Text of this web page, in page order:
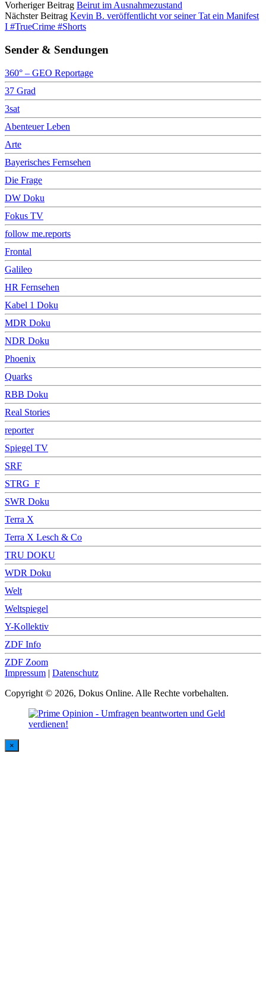
Vorheriger Beitrag Beirut im Ausnahmezustand
Nächster Beitrag Kevin B. veröffentlicht vor seiner Tat ein Manifest
I #TrueCrime #Shorts
Sender & Sendungen
360° – GEO Reportage
37 Grad
3sat
Abenteuer Leben
Arte
Bayerisches Fernsehen
Die Frage
DW Doku
Fokus TV
follow me.reports
Frontal
Galileo
HR Fernsehen
Kabel 1 Doku
MDR Doku
NDR Doku
Phoenix
Quarks
RBB Doku
Real Stories
reporter
Spiegel TV
SRF
STRG_F
SWR Doku
Terra X
Terra X Lesch & Co
TRU DOKU
WDR Doku
Welt
Weltspiegel
Y-Kollektiv
ZDF Info
ZDF Zoom
Impressum | Datenschutz
Copyright © 2026, Dokus Online. Alle Rechte vorbehalten.
×